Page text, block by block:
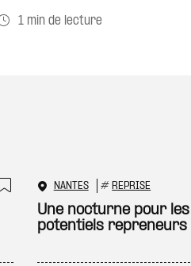
1 min de lecture
à ma
NANTES #REPRISE
Une nocturne pour
potentiels repreneurs